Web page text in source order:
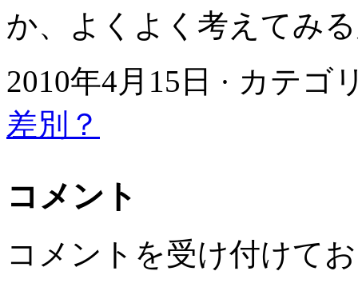
か、よくよく考えてみ
2010年4月15日 · カテゴ
差別？
コメント
コメントを受け付けて